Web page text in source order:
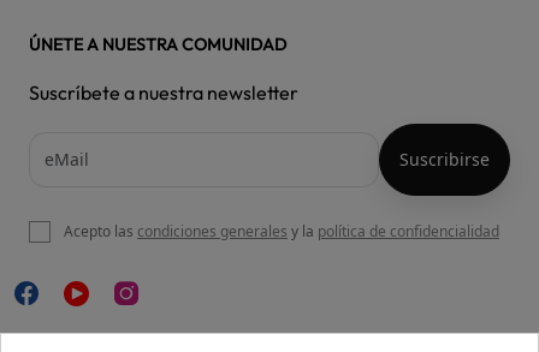
ÚNETE A NUESTRA COMUNIDAD
Suscríbete a nuestra newsletter
Acepto las condiciones generales y la política de confidencialidad